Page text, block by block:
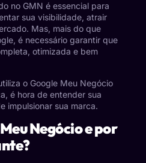
no GMN é essencial para
sua visibilidade, atrair
Mas, mais do que
é necessário garantir que
otimizada e bem
o Google Meu Negócio
é hora de entender sua
impulsionar sua marca.
Negócio e por